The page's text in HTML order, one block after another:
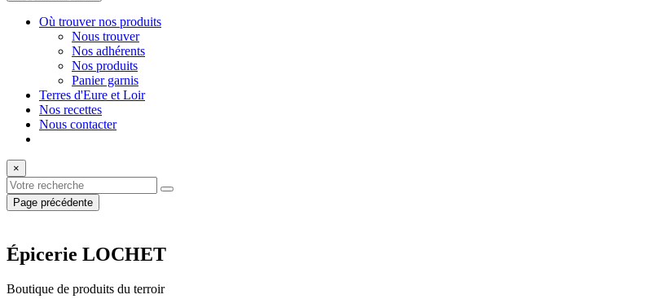
Où trouver nos produits
Nous trouver
Nos adhérents
Nos produits
Panier garnis
Terres d'Eure et Loir
Nos recettes
Nous contacter
×
Page précédente
Épicerie LOCHET
Boutique de produits du terroir